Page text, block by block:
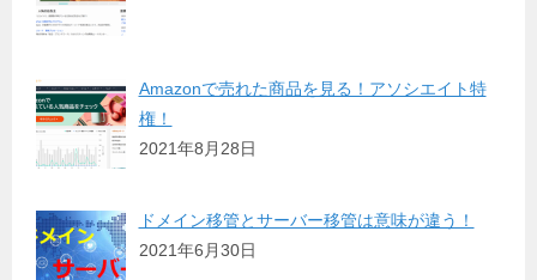
Amazonで売れた商品を見る！アソシエイト特
権！
2021年8月28日
ドメイン移管とサーバー移管は意味が違う！
2021年6月30日